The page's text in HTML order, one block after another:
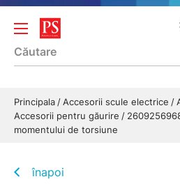
Principala Accesorii scule electrice
Accesorii pentru găurire
momentului de torsiune
înapoi